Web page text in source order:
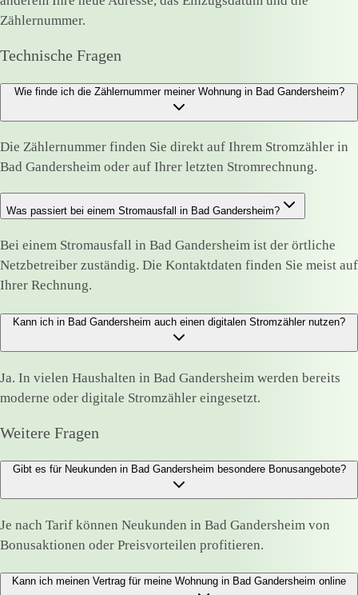
Zählernummer.
Technische Fragen
Wie finde ich die Zählernummer meiner Wohnung in Bad Gandersheim?
Die Zählernummer finden Sie direkt auf Ihrem Stromzähler in
Bad Gandersheim oder auf Ihrer letzten Stromrechnung.
Was passiert bei einem Stromausfall in Bad Gandersheim?
Bei einem Stromausfall in Bad Gandersheim ist der örtliche
Netzbetreiber zuständig. Die Kontaktdaten finden Sie meist auf
Ihrer Rechnung.
Kann ich in Bad Gandersheim auch einen digitalen Stromzähler nutzen?
Ja. In vielen Haushalten in Bad Gandersheim werden bereits
moderne oder digitale Stromzähler eingesetzt.
Weitere Fragen
Gibt es für Neukunden in Bad Gandersheim besondere Bonusangebote?
Je nach Tarif können Neukunden in Bad Gandersheim von
Bonusaktionen oder Preisvorteilen profitieren.
Kann ich meinen Vertrag für meine Wohnung in Bad Gandersheim online